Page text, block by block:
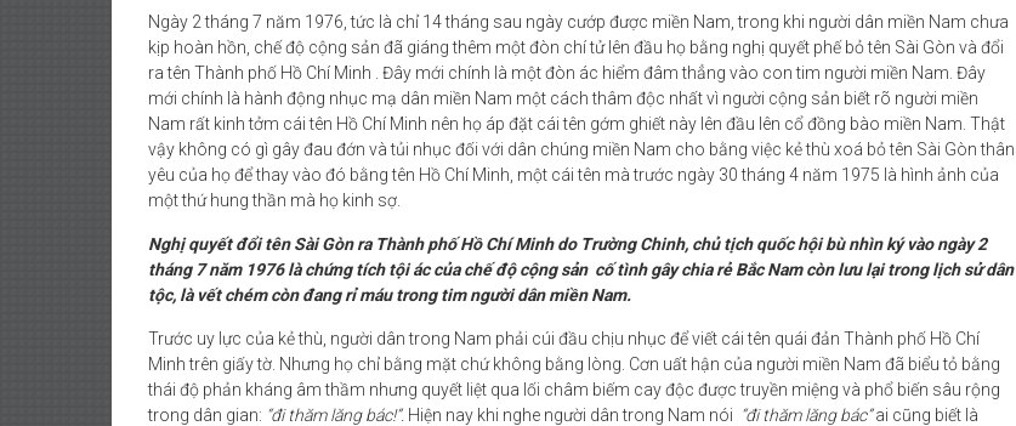
Ngày 2 tháng 7 năm 1976, tức là chỉ 14 tháng sau ngày cướp được miền Nam, trong khi người dân miền Nam chưa
kịp hoàn hồn, chế độ cộng sản đã giáng thêm một đòn chí tử lên đầu họ bằng nghị quyết phế bỏ tên Sài Gòn và đổi
ra tên Thành phố Hồ Chí Minh . Đây mới chính là một đòn ác hiểm đâm thẳng vào con tim người miền Nam. Đây
mới chính là hành động nhục mạ dân miền Nam một cách thâm độc nhất vì người cộng sản biết rõ người miền
Nam rất kinh tởm cái tên Hồ Chí Minh nên họ áp đặt cái tên gớm ghiết này lên đầu lên cổ đồng bào miền Nam. Thật
vậy không có gì gây đau đớn và tủi nhục đối với dân chúng miền Nam cho bằng việc kẻ thù xoá bỏ tên Sài Gòn thân
yêu của họ để thay vào đó bằng tên Hồ Chí Minh, một cái tên mà trước ngày 30 tháng 4 năm 1975 là hình ảnh của
một thứ hung thần mà họ kinh sợ.
Nghị quyết đổi tên Sài Gòn ra Thành phố Hồ Chí Minh do Trường Chinh, chủ tịch quốc hội bù nhìn ký vào ngày 2
tháng 7 năm 1976 là chứng tích tội ác của chế độ cộng sản cố tình gây chia rẻ Bắc Nam còn lưu lại trong lịch sử dân
tộc, là vết chém còn đang rỉ máu trong tim người dân miền Nam.
Trước uy lực của kẻ thù, người dân trong Nam phải cúi đầu chịu nhục để viết cái tên quái đản Thành phố Hồ Chí
Minh trên giấy tờ. Nhưng họ chỉ bằng mặt chứ không bằng lòng. Cơn uất hận của người miền Nam đã biểu tỏ bằng
thái độ phản kháng âm thầm nhưng quyết liệt qua lối châm biếm cay độc được truyền miệng và phổ biến sâu rộng
trong dân gian: “đi thăm lăng bác!”. Hiện nay khi nghe người dân trong Nam nói “đi thăm lăng bác”ai cũng biết là